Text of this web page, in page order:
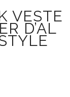
VESTE
D’AL